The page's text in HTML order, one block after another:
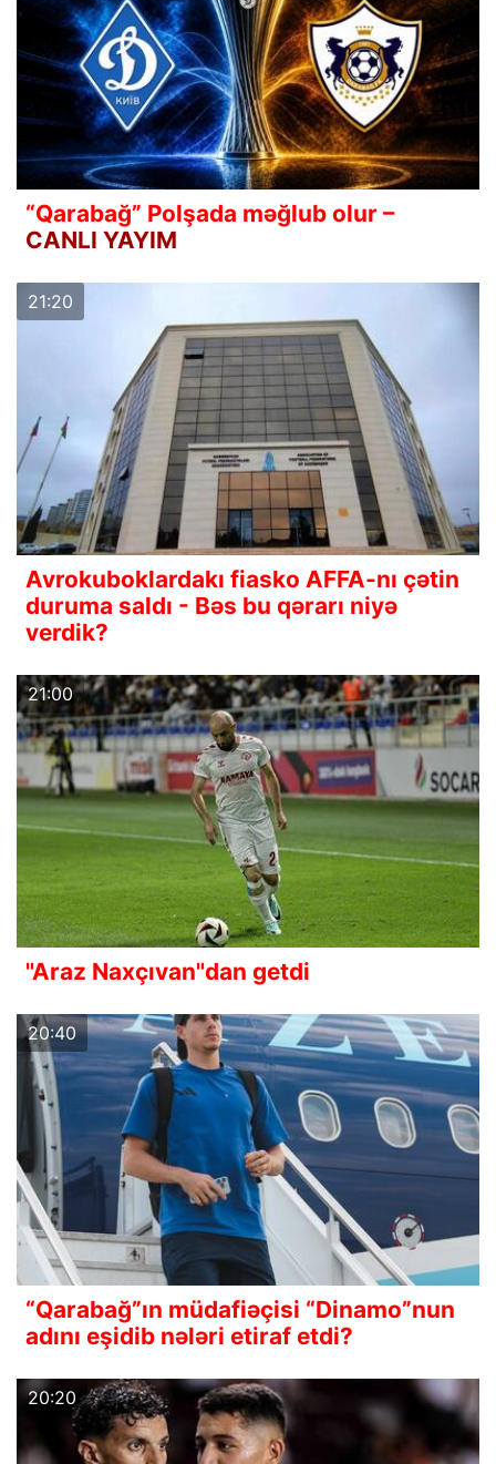
“Qarabağ” Polşada məğlub olur –
CANLI YAYIM
21:20
Avrokuboklardakı fiasko AFFA-nı çətin
duruma saldı - Bəs bu qərarı niyə
verdik?
21:00
"Araz Naxçıvan"dan getdi
20:40
“Qarabağ”ın müdafiəçisi “Dinamo”nun
adını eşidib nələri etiraf etdi?
20:20